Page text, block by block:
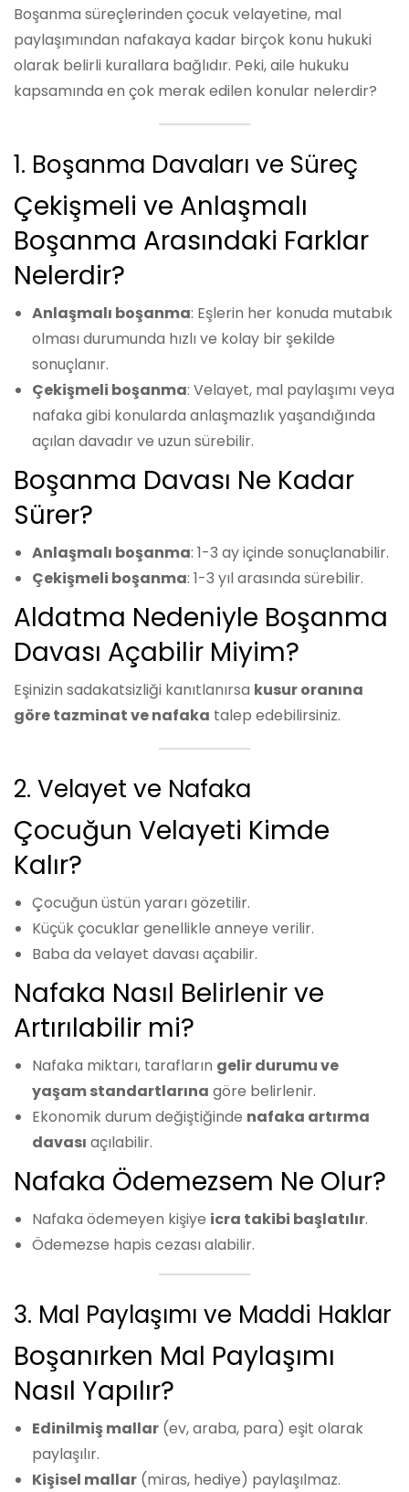
Boşanma süreçlerinden çocuk velayetine, mal
paylaşımından nafakaya kadar birçok konu hukuki
olarak belirli kurallara bağlıdır. Peki, aile hukuku
kapsamında en çok merak edilen konular nelerdir?
1. Boşanma Davaları ve Süreç
Çekişmeli ve Anlaşmalı
Boşanma Arasındaki Farklar
Nelerdir?
Anlaşmalı boşanma: Eşlerin her konuda mutabık
olması durumunda hızlı ve kolay bir şekilde
sonuçlanır.
Çekişmeli boşanma: Velayet, mal paylaşımı veya
nafaka gibi konularda anlaşmazlık yaşandığında
açılan davadır ve uzun sürebilir.
Boşanma Davası Ne Kadar
Sürer?
Anlaşmalı boşanma: 1-3 ay içinde sonuçlanabilir.
Çekişmeli boşanma: 1-3 yıl arasında sürebilir.
Aldatma Nedeniyle Boşanma
Davası Açabilir Miyim?
Eşinizin sadakatsizliği kanıtlanırsa kusur oranına
göre tazminat ve nafaka talep edebilirsiniz.
2. Velayet ve Nafaka
Çocuğun Velayeti Kimde
Kalır?
Çocuğun üstün yararı gözetilir.
Küçük çocuklar genellikle anneye verilir.
Baba da velayet davası açabilir.
Nafaka Nasıl Belirlenir ve
Artırılabilir mi?
Nafaka miktarı, tarafların gelir durumu ve
yaşam standartlarına göre belirlenir.
Ekonomik durum değiştiğinde nafaka artırma
davası açılabilir.
Nafaka Ödemezsem Ne Olur?
Nafaka ödemeyen kişiye icra takibi başlatılır.
Ödemezse hapis cezası alabilir.
3. Mal Paylaşımı ve Maddi Haklar
Boşanırken Mal Paylaşımı
Nasıl Yapılır?
Edinilmiş mallar (ev, araba, para) eşit olarak
paylaşılır.
Kişisel mallar (miras, hediye) paylaşılmaz.